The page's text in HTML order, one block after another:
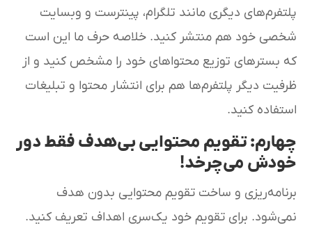
پلتفرم‌های دیگری مانند تلگرام، پینترست و وبسایت
شخصی خود هم منتشر کنید. خلاصه حرف ما این است
که بسترهای توزیع محتواهای خود را مشخص کنید و از
ظرفیت دیگر پلتفرم‌ها هم برای انتشار محتوا و تبلیغات
استفاده کنید.
چهارم: تقویم محتوایی بی‌هدف فقط دور
خودش می‌چرخد!
برنامه‌ریزی و ساخت تقویم محتوایی بدون هدف
نمی‌شود. برای تقویم خود یک‌سری اهداف تعریف کنید.